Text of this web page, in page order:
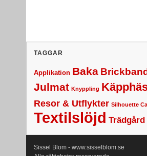
TAGGAR
Applikation Baka
Julmat Knyppling
Resor & Utflykter Silhouette
Textilslöjd Trädgård
Sissel Blom - www.sisselblom.se